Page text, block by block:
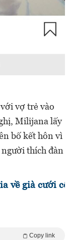
vợ trẻ vào
Milijana lấy
bố kết hôn vì
thích đàn
về già cưới cô
Copy link